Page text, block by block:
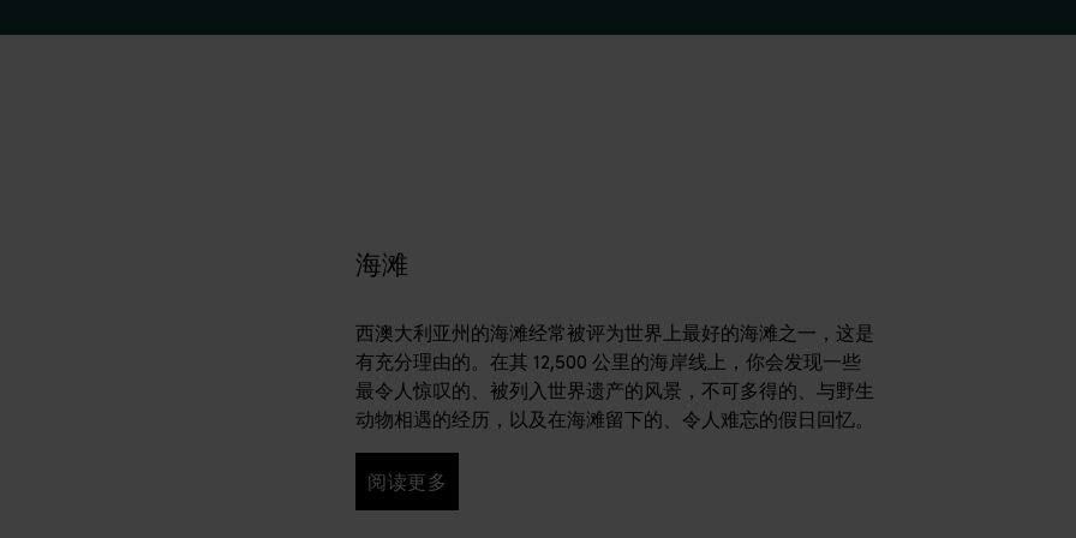
海滩
西澳大利亚州的海滩经常被评为世界上最好的海滩之一，这是
有充分理由的。在其 12,500 公里的海岸线上，你会发现一些
最令人惊叹的、被列入世界遗产的风景，不可多得的、与野生
动物相遇的经历，以及在海滩留下的、令人难忘的假日回忆。
阅读更多
阅读更多